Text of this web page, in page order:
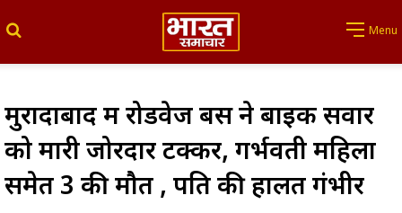
Menu
मुरादाबाद में रोडवेज बस ने बाइक सवार
को मारी जोरदार टक्कर, गर्भवती महिला
समेत 3 की मौत , पति की हालत गंभीर